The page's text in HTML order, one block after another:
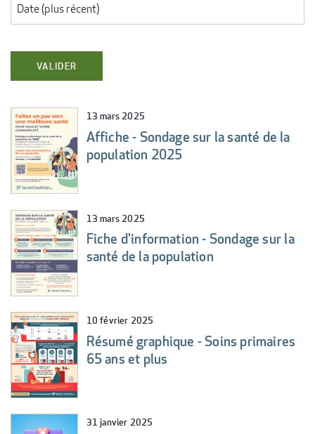
13 mars 2025
Affiche - Sondage sur la santé de la
population 2025
13 mars 2025
Fiche d'information - Sondage sur la
santé de la population
10 février 2025
Résumé graphique - Soins primaires
65 ans et plus
31 janvier 2025